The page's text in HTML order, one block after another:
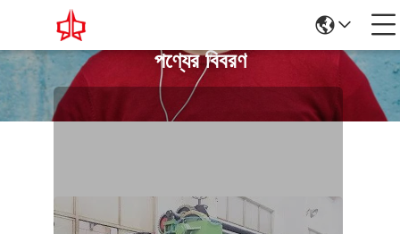
পণ্যের বিবরণ